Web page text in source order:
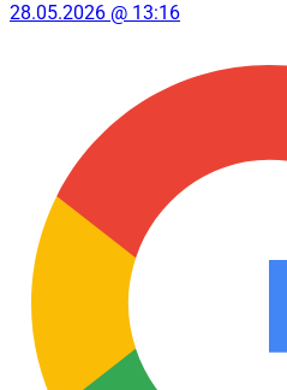
28.05.2026 @ 13:16